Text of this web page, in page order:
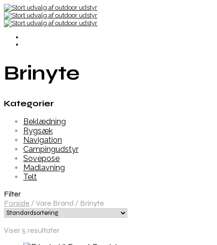
Brinyte
Kategorier
Beklædning
Rygsæk
Navigation
Campingudstyr
Sovepose
Madlavning
Telt
Filter
Forside / Vare Brand / Brinyte
Viser 5 resultater